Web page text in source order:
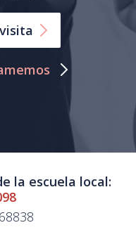
visita
la escuela local: